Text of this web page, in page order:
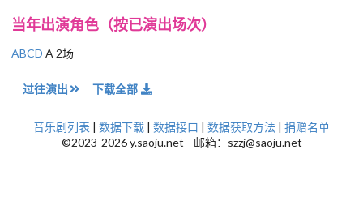
当年出演角色（按已演出场次）
ABCD A 2场
过往演出 下载全部
音乐剧列表 | 数据下载 | 数据接口 | 数据获取方法 | 捐赠名单
©2023-2026 y.saoju.net 邮箱：szzj@saoju.net